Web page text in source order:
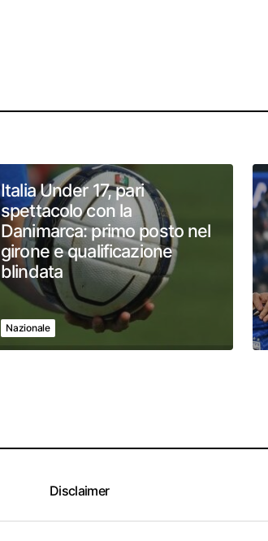
Italia Under 17, pari
spettacolo con la
Danimarca: primo posto nel
girone e qualificazione
blindata
Nazionale
Disclaimer